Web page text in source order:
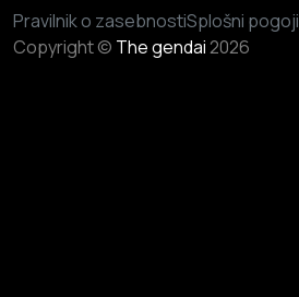
Pravilnik o zasebnostiSplošni pogoji
Copyright © The gendai2026